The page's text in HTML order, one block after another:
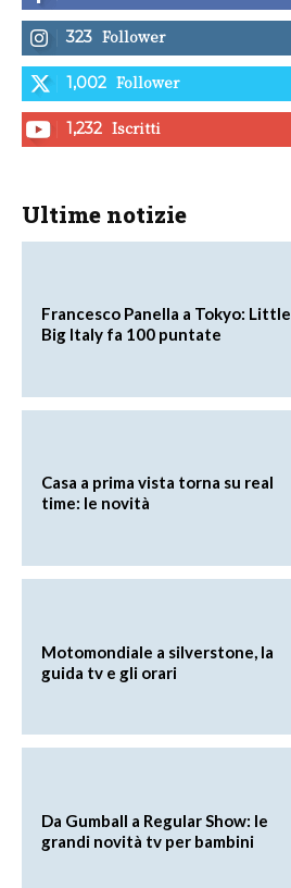
323 Follower
1,002 Follower
1,232 Iscritti
Ultime notizie
Francesco Panella a Tokyo: Little
Big Italy fa 100 puntate
Casa a prima vista torna su real
time: le novità
Motomondiale a silverstone, la
guida tv e gli orari
Da Gumball a Regular Show: le
grandi novità tv per bambini